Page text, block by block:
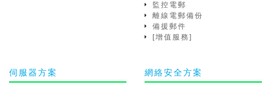
監控電郵
離線電郵備份
備援郵件
[增值服務]
伺服器方案 網絡安全方案